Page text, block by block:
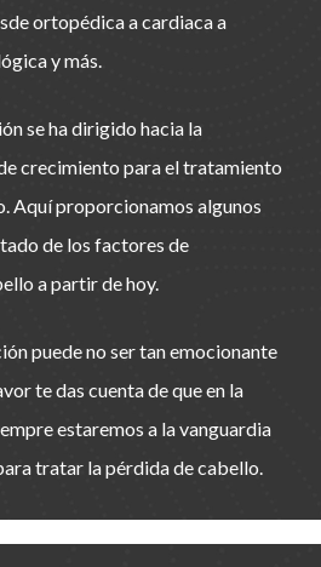
ortopédica a cardiaca a
y más.
se ha dirigido hacia la
crecimiento para el tratamiento
Aquí proporcionamos algunos
de los factores de
a partir de hoy.
puede no ser tan emocionante
te das cuenta de que en la
estaremos a la vanguardia
tratar la pérdida de cabello.